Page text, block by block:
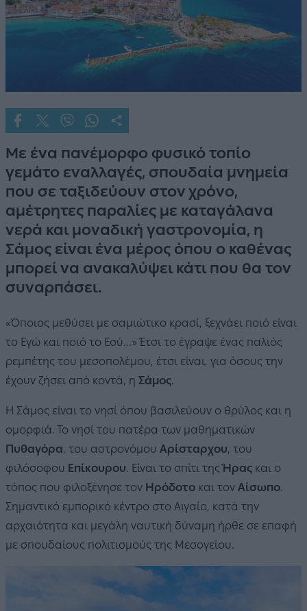
Με ένα πανέμορφο φυσικό τοπίο
γεμάτο εναλλαγές, σπουδαία μνημεία
που σε ταξιδεύουν στον χρόνο,
αμέτρητες παραλίες με καταγάλανα
νερά και μοναδική γαστρονομία, η
Σάμος είναι ένα μέρος όπου ο καθένας
μπορεί να ανακαλύψει κάτι που θα τον
συναρπάσει.
«Όποιος μεθύσει με σαμιώτικο κρασί, ξεχνάει ποιό είναι
το Εγώ και ποιό το Εσύ...» Έτσι το έγραψε ένας παλιός
ρεμπέτης του μεσοπολέμου, έτσι είναι, για όσους την
έχουν ζήσει από κοντά, η Σάμος.
Η Σάμος είναι το νησί όπου βασιλεύουν ο θρύλος και η
ομορφιά. Το νησί του πατέρα των μαθηματικών
Πυθαγόρα, του αστρονόμου Αρίσταρχου, του
φιλόσοφου Επίκουρου. Είναι το σπίτι τηςΉρας και ο
τόπος που φιλοξένησε τον Ηρόδοτο και τον Αίσωπο.
Σημαντικό εμπορικό κέντρο στο Αιγαίο, κατά την
αρχαιότητα και μεγάλη ναυτική δύναμη ήρθε σε επαφή
με σπουδαίους πολιτισμούς της Μεσογείου.